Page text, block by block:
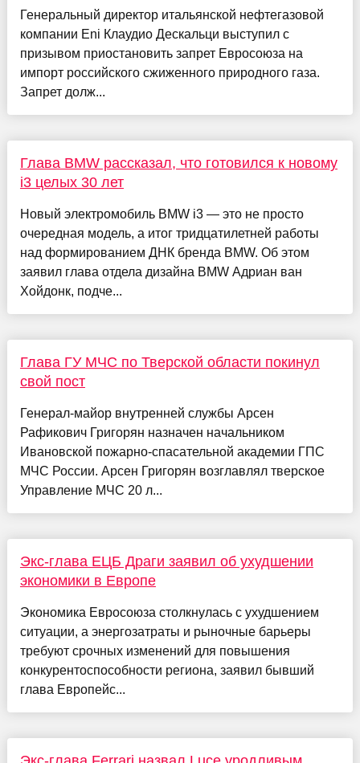
Генеральный директор итальянской нефтегазовой
компании Eni Клаудио Дескальци выступил с
призывом приостановить запрет Евросоюза на
импорт российского сжиженного природного газа.
Запрет долж...
Глава BMW рассказал, что готовился к новому
i3 целых 30 лет
Новый электромобиль BMW i3 — это не просто
очередная модель, а итог тридцатилетней работы
над формированием ДНК бренда BMW. Об этом
заявил глава отдела дизайна BMW Адриан ван
Хойдонк, подче...
Глава ГУ МЧС по Тверской области покинул
свой пост
Генерал-майор внутренней службы Арсен
Рафикович Григорян назначен начальником
Ивановской пожарно-спасательной академии ГПС
МЧС России. Арсен Григорян возглавлял тверское
Управление МЧС 20 л...
Экс-глава ЕЦБ Драги заявил об ухудшении
экономики в Европе
Экономика Евросоюза столкнулась с ухудшением
ситуации, а энергозатраты и рыночные барьеры
требуют срочных изменений для повышения
конкурентоспособности региона, заявил бывший
глава Европейс...